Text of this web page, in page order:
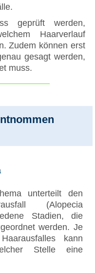
geprüft werden,
Haarverlauf
Zudem können erst
gesagt werden,
muss.
unterteilt den
(Alopecia
Stadien, die
werden. Je
kann
Stelle eine